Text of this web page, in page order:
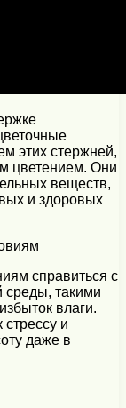
этих стержней,
цветением. Они
веществ,
и здоровых
справиться с
такими
влаги.
и
даже в